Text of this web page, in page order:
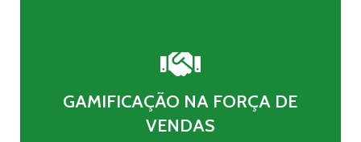
GAMIFICAÇÃO NA FORÇA DE
VENDAS
utilizando análises avançadas do potencial de
vendas de cada membro das equipes.
Identificação de habilidades individuais, pontos